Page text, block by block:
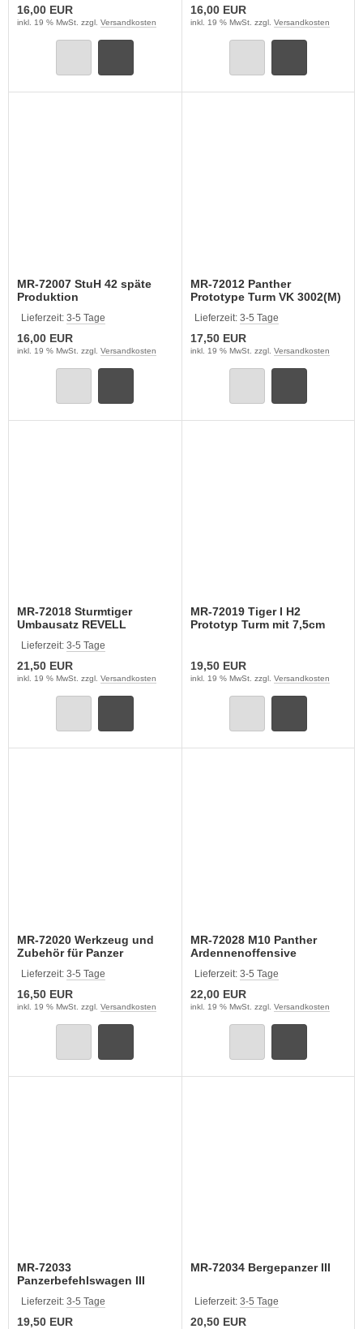
16,00 EUR
inkl. 19 % MwSt. zzgl. Versandkosten
16,00 EUR
inkl. 19 % MwSt. zzgl. Versandkosten
MR-72007 StuH 42 späte
Produktion
Lieferzeit: 3-5 Tage
16,00 EUR
inkl. 19 % MwSt. zzgl. Versandkosten
MR-72012 Panther
Prototype Turm VK 3002(M)
Lieferzeit: 3-5 Tage
17,50 EUR
inkl. 19 % MwSt. zzgl. Versandkosten
MR-72018 Sturmtiger
Umbausatz REVELL
Lieferzeit: 3-5 Tage
21,50 EUR
inkl. 19 % MwSt. zzgl. Versandkosten
MR-72019 Tiger I H2
Prototyp Turm mit 7,5cm
19,50 EUR
inkl. 19 % MwSt. zzgl. Versandkosten
MR-72020 Werkzeug und
Zubehör für Panzer
Lieferzeit: 3-5 Tage
16,50 EUR
inkl. 19 % MwSt. zzgl. Versandkosten
MR-72028 M10 Panther
Ardennenoffensive
Lieferzeit: 3-5 Tage
22,00 EUR
inkl. 19 % MwSt. zzgl. Versandkosten
MR-72033
Panzerbefehlswagen III
Lieferzeit: 3-5 Tage
19,50 EUR
MR-72034 Bergepanzer III
Lieferzeit: 3-5 Tage
20,50 EUR